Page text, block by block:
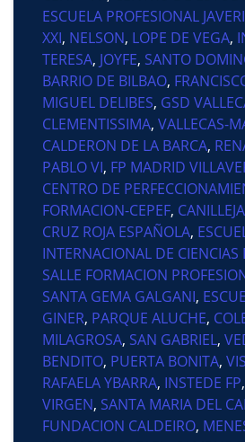
ESCUELA PROFESIONAL
XXI, NELSON, LOPE DE VEGA,
TERESA, JOYFE, SANTO
BARRIO DE BILBAO,
MIGUEL DELIBES, GSD
CLEMENTISSIMA, VALLECAS-
CALDERON DE LA BARCA,
PABLO VI, FP MADRID
CENTRO DE
FORMACION-CEPEF,
CRUZ ROJA ESPAÑOLA,
INTERNACIONAL DE CIENCIAS
SALLE FORMACION
SANTA GEMA GALGANI,
GINER, PARQUE ALUCHE,
MILAGROSA, SAN GABRIEL,
BENDITO, PUERTA BONITA,
RAFAELA YBARRA, INSTEDE FP,
VIRGEN, SANTA MARIA DEL
FUNDACION CALDEIRO,